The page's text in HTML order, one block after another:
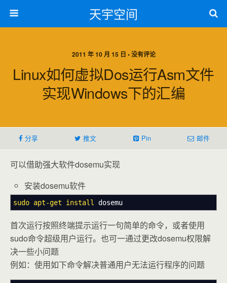
天宇空间
2011 年 10 月 15 日 • 没有评论
Linux如何虚拟dos运行asm文件
实现windows下的汇编
分享 推文 Pin 邮件
可以借助强大软件dosemu实现
安装dosemu软件
sudo apt-get install dosemu
首次运行按照终端提示运行一句简单的命令，或者使用
sudo命令超级用户运行。也可一通过更改dosemu权限解
决一些小问题
例如：使用如下命令解决普通用户无法运行程序的问题